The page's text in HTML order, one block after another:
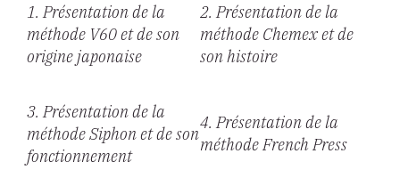
1. Présentation de la
méthode V60 et de son
origine japonaise
2. Présentation de la
méthode Chemex et de
son histoire
3. Présentation de la
méthode Siphon et de son
fonctionnement
4. Présentation de la
méthode French Press